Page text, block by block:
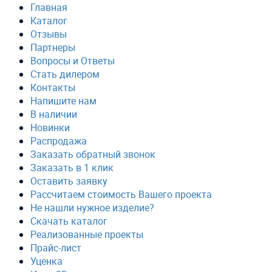
Главная
Каталог
Отзывы
Партнеры
Вопросы и Ответы
Стать дилером
Контакты
Напишите нам
В наличии
Новинки
Распродажа
Заказать обратный звонок
Заказать в 1 клик
Оставить заявку
Рассчитаем стоимость Вашего проекта
Не нашли нужное изделие?
Скачать каталог
Реализованные проекты
Прайс-лист
Уценка